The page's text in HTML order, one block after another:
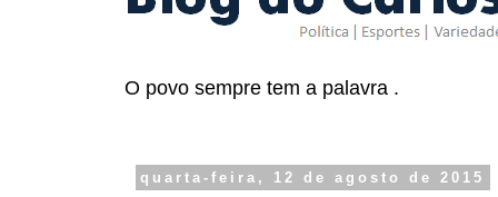
O povo sempre tem a palavra .
quarta-feira, 12 de agosto de 2015